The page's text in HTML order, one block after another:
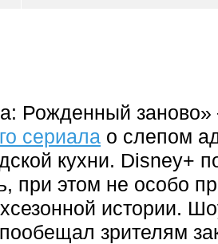
Рожденный
сериала о слепом
кухни. Disney+
при этом не особо
истории.
пообещал зрителям